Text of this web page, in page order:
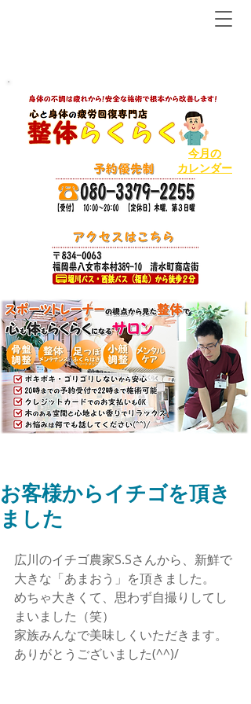
今月の
カレンダー
お客様からイチゴを頂き
ました
広川のイチゴ農家S.Sさんから、新鮮で
大きな「あまおう」を頂きました。
めちゃ大きくて、思わず自撮りしてし
まいました（笑）
家族みんなで美味しくいただきます。
ありがとうございました(^^)/